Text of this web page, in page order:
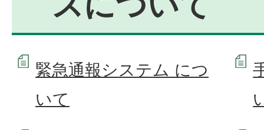
緊急通報システム につ
いて